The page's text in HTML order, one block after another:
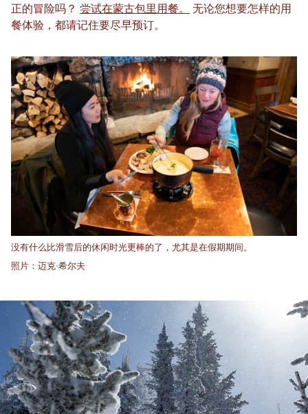
正的冒险吗？ 尝试在蒙古包里用餐。
无论您想要怎样的用
餐体验，都请记住要尽早预订。
没有什么比滑雪后的休闲时光更棒的了，尤其是在假期期间。
照片：迈克·希尔夫